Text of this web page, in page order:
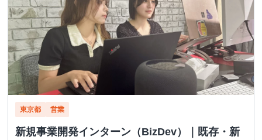
東京都 営業
新規事業開発インターン（BizDev）｜既存・新